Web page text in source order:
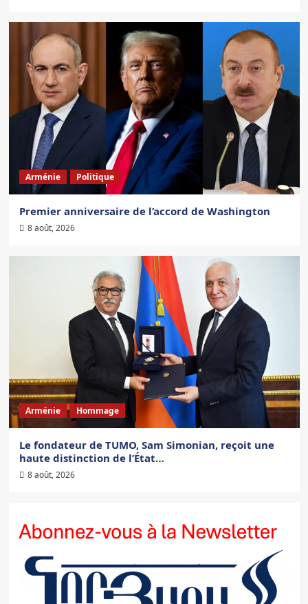
Arménie Politique
Premier anniversaire de l’accord de Washington
8 août, 2026
Arménie Hommage
Le fondateur de TUMO, Sam Simonian, reçoit une
haute distinction de l’État…
8 août, 2026